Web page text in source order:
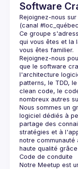
Software
Rejoignez-nous sur
(canal
Ce groupe
qui vous êtes et la
Rejoignez-nous
que le software
l'architecture
patterns, le TDD,
clean code, le
Nous sommes un
logiciel dédiés à
partage des
stratégies et à
notre
Notre Meetup est